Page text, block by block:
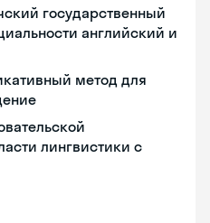
государственный
английский и
метод для
лингвистики с